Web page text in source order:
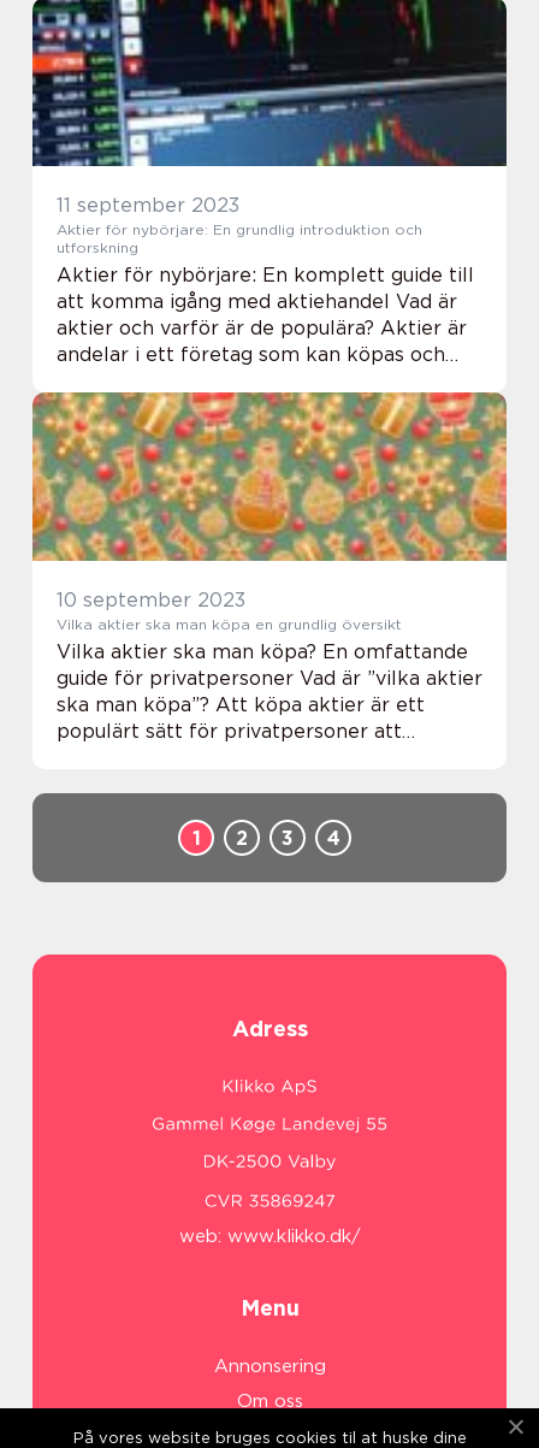
populär bland både professionella
investerare och privatpers...
11 september 2023
Aktier för nybörjare: En grundlig introduktion och
utforskning
Aktier för nybörjare: En komplett guide till
att komma igång med aktiehandel Vad är
aktier och varför är de populära? Aktier är
andelar i ett företag som kan köpas och
du delägare i företaget och får därmed...
10 september 2023
Vilka aktier ska man köpa en grundlig översikt
Vilka aktier ska man köpa? En omfattande
guide för privatpersoner Vad är ”vilka aktier
ska man köpa”? Att köpa aktier är ett
populärt sätt för privatpersoner att
1 2 3 4
Adress
web: www.klikko.dk/
Menu
Annonsering
Om oss
Cookies
På vores website bruges cookies til at huske dine